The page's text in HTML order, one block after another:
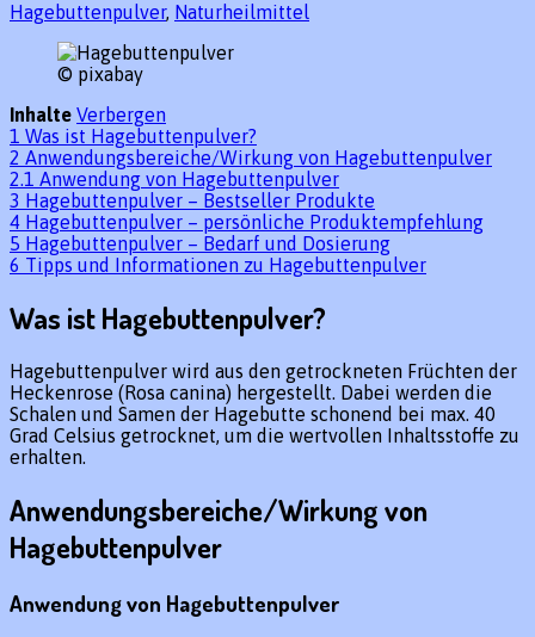
Hagebuttenpulver, Naturheilmittel
© pixabay
Inhalte Verbergen
1 Was ist Hagebuttenpulver?
2 Anwendungsbereiche/Wirkung von Hagebuttenpulver
2.1 Anwendung von Hagebuttenpulver
3 Hagebuttenpulver – Bestseller Produkte
4 Hagebuttenpulver – persönliche Produktempfehlung
5 Hagebuttenpulver – Bedarf und Dosierung
6 Tipps und Informationen zu Hagebuttenpulver
Was ist Hagebuttenpulver?
Hagebuttenpulver wird aus den getrockneten Früchten der
Heckenrose (Rosa canina) hergestellt. Dabei werden die
Schalen und Samen der Hagebutte schonend bei max. 40
Grad Celsius getrocknet, um die wertvollen Inhaltsstoffe zu
erhalten.
Anwendungsbereiche/Wirkung von
Hagebuttenpulver
Anwendung von Hagebuttenpulver